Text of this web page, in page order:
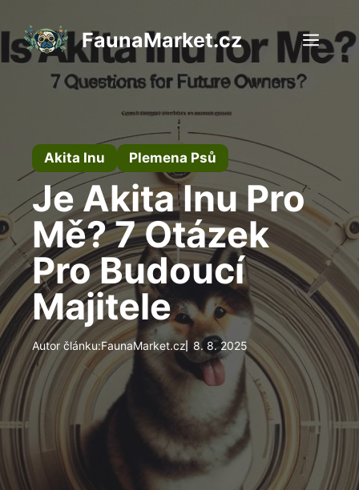
na
obsah
FaunaMarket.cz
Akita Inu Plemena Psů
Je Akita Inu Pro
Mě? 7 Otázek
Pro Budoucí
Majitele
Autor článku:FaunaMarket.cz 8. 8. 2025